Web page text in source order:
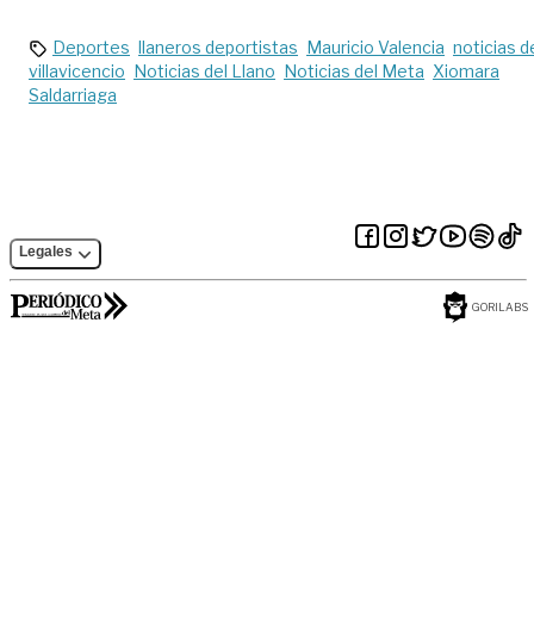
aire
Deportes llaneros deportistas Mauricio Valencia noticias
villavicencio Noticias del Llano Noticias del Meta Xiomara
Saldarriaga
Legales
GORILABS